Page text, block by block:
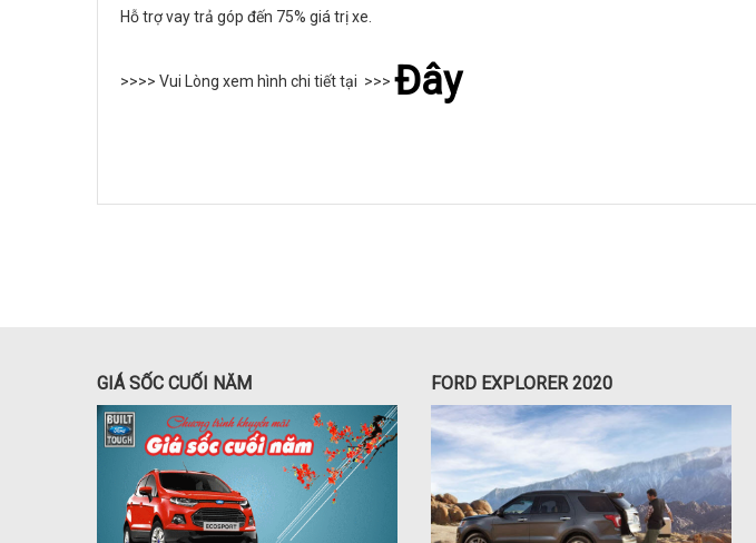
Hỗ trợ vay trả góp đến 75% giá trị xe.
>>>> Vui Lòng xem hình chi tiết tại >>> Đây
GIÁ SỐC CUỐI NĂM FORD EXPLORER 2020